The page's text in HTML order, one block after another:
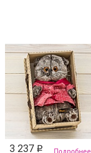
3 237 q